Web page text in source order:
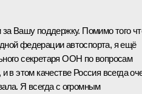
Вашу поддержку. Помимо того
федерации автоспорта, я ещё
секретаря ООН по вопросам
в этом качестве Россия всегда
Я всегда с огромным